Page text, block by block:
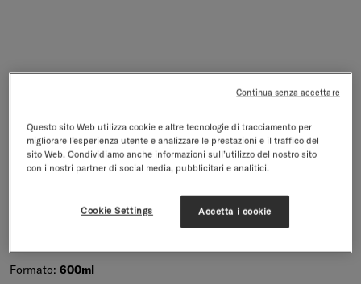
Bottiglia in Acciaio inox - Resistente e a doppio strato
171 recensioni
Formato: 600ml
Questo sito Web utilizza cookie e altre tecnologie di tracciamento per
migliorare l’esperienza utente e analizzare le prestazioni e il traffico del
sito Web. Condividiamo anche informazioni sull’utilizzo del nostro sito
con i nostri partner di social media, pubblicitari e analitici.
Accetta i cookie
Cookie Settings
Continua senza accettare